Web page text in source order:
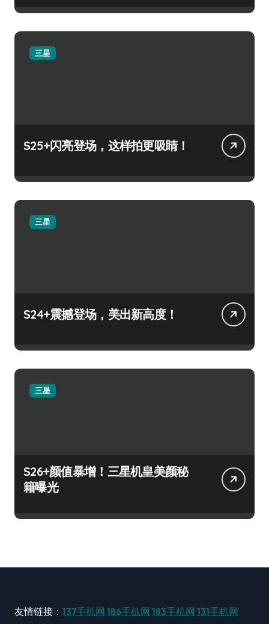
三星
S25+闪亮登场，这样拍更吸睛！
三星
S24+震撼登场，美出新高度！
三星
S26+颜值暴增！三星机皇美颜秘
籍曝光
友情链接： 137手机网 186手机网 183手机网 131手机网